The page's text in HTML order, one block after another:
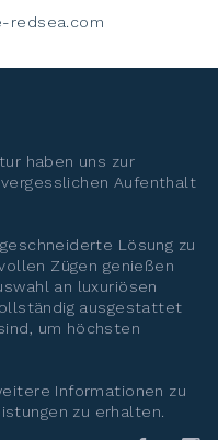
redsea.com
haben uns zur
Aufenthalt
Lösung zu
Zügen genießen
an luxuriösen
ausgestattet
um höchsten
Informationen zu
zu erhalten.